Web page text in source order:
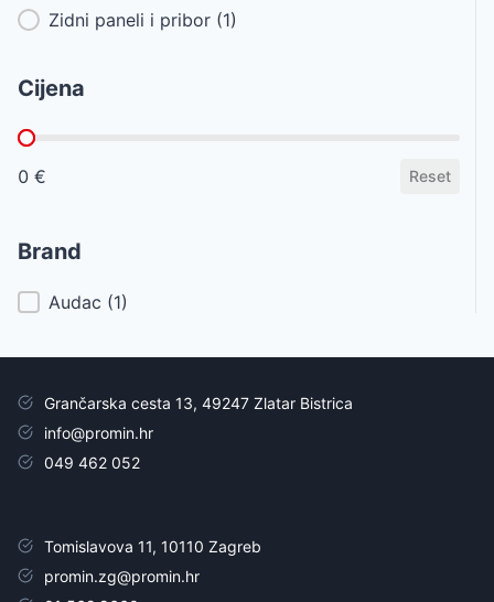
Category Facet
Zidni paneli i pribor (1)
Cijena
Cijena
0 € Reset
Brand
Brand
Audac (1)
Grančarska cesta 13, 49247 Zlatar Bistrica
info@promin.hr
049 462 052
Tomislavova 11, 10110 Zagreb
promin.zg@promin.hr